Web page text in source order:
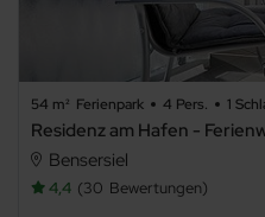
54 m² Ferienpark 4 Pers. 1
Residenz am Hafen -
Bensersiel
4,4 30 Bewertungen